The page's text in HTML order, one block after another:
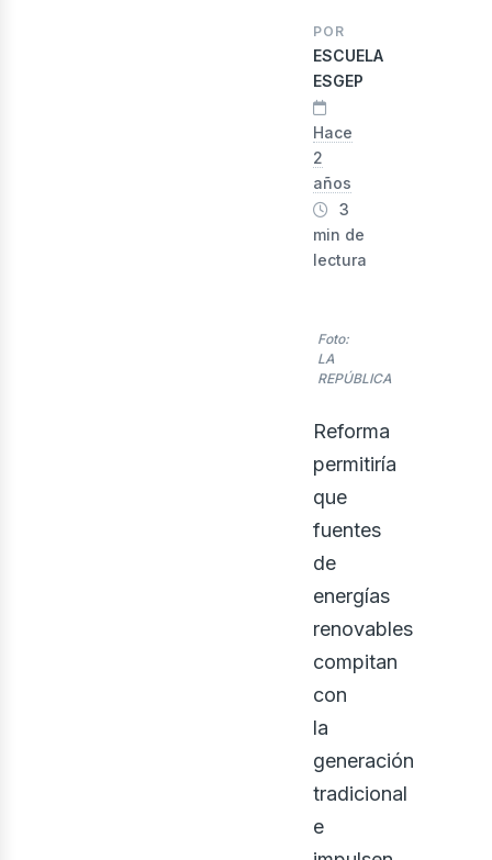
POR
ESCUELA
ESGEP
Hace
2
años
3
min de
lectura
Foto:
LA
REPÚBLICA
Reforma
permitiría
que
fuentes
de
energías
renovables
compitan
con
la
generación
tradicional
e